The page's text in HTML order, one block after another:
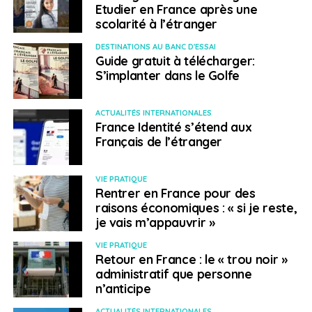
nouvelles à travers des sensibilités diverses qui
reflètent les grandes tendances de la société et les
souhaits de nos entreprises et de nos concitoyens.
Ceux-ci peuvent être contradictoires, mais notre
ambition est de faire émerger, dans un esprit
consensuel, des propositions au service du bien
Quatorze groupes de travail, répartis entre « Économie
& Développement durable », « Emploi et Formation »,
« Transports et Mobilité » et « Santé », se réunissent
chacun deux fois par an pour présenter leurs
recommandations. Elles ont pour but de lever les
obstacles (principalement administratifs et
réglementaires) aux frontières afin de faciliter la vie de
nos concitoyens et d’assurer une croissance
qualitative. Deux séances plénières annuelles
permettent de confronter les différents points de vue.
L’objectif commun est triple : une plus forte résilience
Etudier en France après une
scolarité à l’étranger
DESTINATIONS AU BANC D'ESSAI
Guide gratuit à télécharger:
S’implanter dans le Golfe
ACTUALITÉS INTERNATIONALES
France Identité s’étend aux
Français de l’étranger
VIE PRATIQUE
Rentrer en France pour des
raisons économiques : « si je reste,
je vais m’appauvrir »
VIE PRATIQUE
Retour en France : le « trou noir »
administratif que personne
n’anticipe